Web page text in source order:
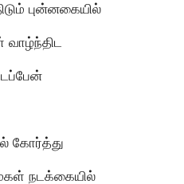
புன்னகையில்
வாழ்ந்திட
கோர்த்து
நடக்கையில்